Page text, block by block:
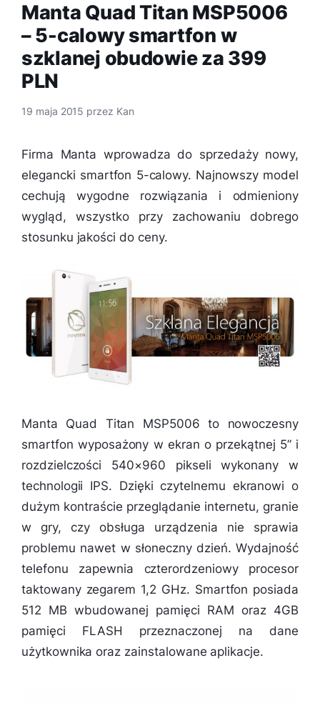
Manta Quad Titan MSP5006
– 5-calowy smartfon w
szklanej obudowie za 399
PLN
19 maja 2015 przez Kan
Firma Manta wprowadza do sprzedaży nowy,
elegancki smartfon 5-calowy. Najnowszy model
cechują wygodne rozwiązania i odmieniony
wygląd, wszystko przy zachowaniu dobrego
stosunku jakości do ceny.
Manta Quad Titan MSP5006 to nowoczesny
smartfon wyposażony w ekran o przekątnej 5” i
rozdzielczości 540×960 pikseli wykonany w
technologii IPS. Dzięki czytelnemu ekranowi o
dużym kontraście przeglądanie internetu, granie
w gry, czy obsługa urządzenia nie sprawia
problemu nawet w słoneczny dzień. Wydajność
telefonu zapewnia czterordzeniowy procesor
taktowany zegarem 1,2 GHz. Smartfon posiada
512 MB wbudowanej pamięci RAM oraz 4GB
pamięci FLASH przeznaczonej na dane
użytkownika oraz zainstalowane aplikacje.